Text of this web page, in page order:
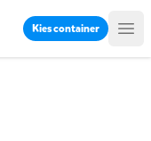
Kies container